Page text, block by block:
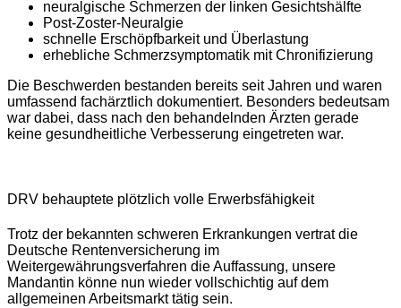
neuralgische Schmerzen der linken Gesichtshälfte
Post-Zoster-Neuralgie
schnelle Erschöpfbarkeit und Überlastung
erhebliche Schmerzsymptomatik mit Chronifizierung
Die Beschwerden bestanden bereits seit Jahren und waren
umfassend fachärztlich dokumentiert. Besonders bedeutsam
war dabei, dass nach den behandelnden Ärzten gerade
keine gesundheitliche Verbesserung eingetreten war.
DRV behauptete plötzlich volle Erwerbsfähigkeit
Trotz der bekannten schweren Erkrankungen vertrat die
Deutsche Rentenversicherung im
Weitergewährungsverfahren die Auffassung, unsere
Mandantin könne nun wieder vollschichtig auf dem
allgemeinen Arbeitsmarkt tätig sein.